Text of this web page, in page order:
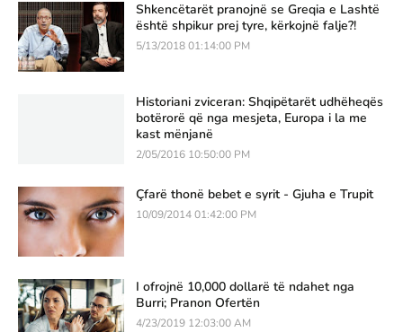
Shkencëtarët pranojnë se Greqia e Lashtë
është shpikur prej tyre, kërkojnë falje?!
5/13/2018 01:14:00 PM
Historiani zviceran: Shqipëtarët udhëheqës
botërorë që nga mesjeta, Europa i la me
kast mënjanë
2/05/2016 10:50:00 PM
Çfarë thonë bebet e syrit - Gjuha e Trupit
10/09/2014 01:42:00 PM
I ofrojnë 10,000 dollarë të ndahet nga
Burri; Pranon Ofertën
4/23/2019 12:03:00 AM